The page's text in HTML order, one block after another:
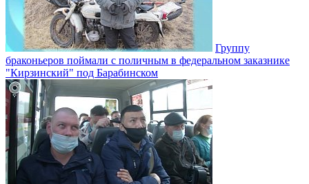
Группу
браконьеров поймали с поличным в федеральном заказнике
"Кирзинский" под Барабинском